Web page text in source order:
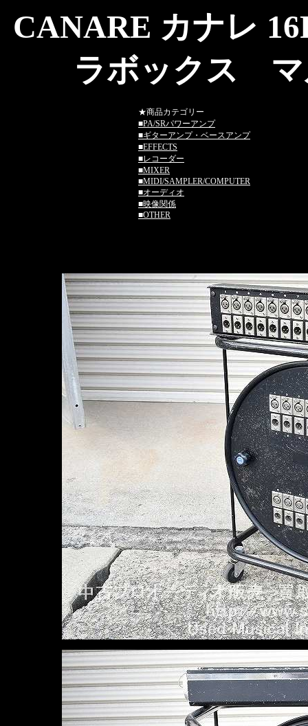
CANARE カナレ
ラボックス マ
★商品カテゴリー
■PA/SRパワーアンプ
■ギターアンプ・ベースアンプ
■EFFECTS
■レコーダー
■MIXER
■MIDI/SAMPLER/COMPUTER
■オーディオ
■映像関係
■OTHER